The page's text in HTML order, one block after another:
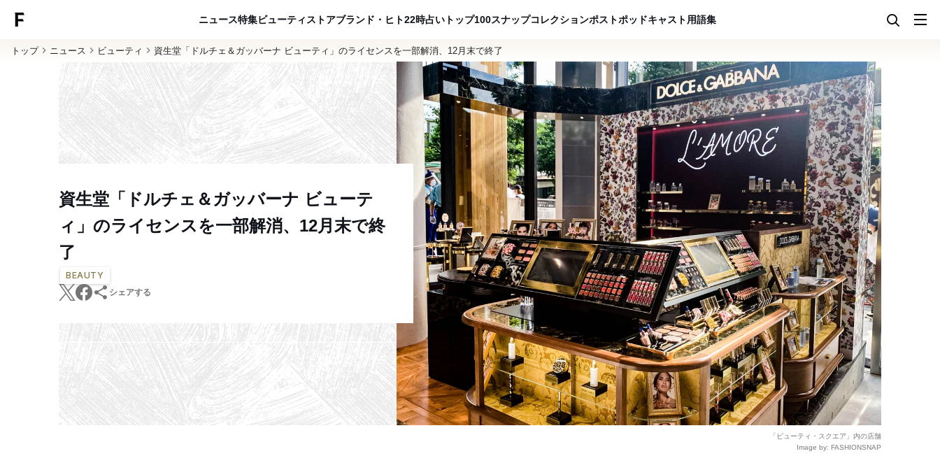
ニュース特集ビューティ ストアブランド・ヒト22時占い トップ100スナップコレクションポストポッドキャスト用語集
トップ ニュース ビューティ 資生堂「ドルチェ＆ガッバーナ ビューティ」のライセンスを一部解消、12月末で終了
資生堂「ドルチェ＆ガッバーナ ビューテ
ィ」のライセンスを一部解消、12月末で終
了
BEAUTY
シェアする
「ビューティ・スクエア」内の店舗
Image by: FASHIONSNAP